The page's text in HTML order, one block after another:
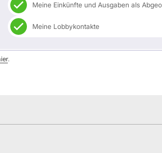
Meine Einkünfte und Ausgaben als
Meine Lobbykontakte
.